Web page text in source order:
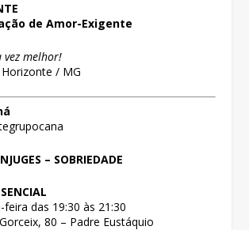
de Amor-Exigente
vez melhor!
/ MG
– SOBRIEDADE
das 19:30 às 21:30
80 – Padre Eustáquio